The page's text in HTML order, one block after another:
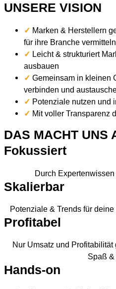
UNSERE VISION
✓ Marken & Herstellern
für ihre Branche vermitteln
✓ Leicht & strukturiert
ausbauen
✓ Gemeinsam in kleinen
verbinden und
✓ Potenziale nutzen und
✓ Mit voller Transparenz
DAS MACHT UNS
Fokussiert
Durch
Skalierbar
Potenziale & Trends für
Profitabel
Nur Umsatz und
Spaß &
Hands-on